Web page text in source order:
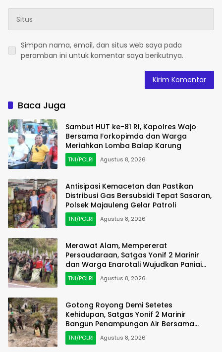
Simpan nama, email, dan situs web saya pada
peramban ini untuk komentar saya berikutnya.
Baca Juga
Sambut HUT ke-81 RI, Kapolres Wajo
Bersama Forkopimda dan Warga
Meriahkan Lomba Balap Karung
TNI/POLRI Agustus 8, 2026
Antisipasi Kemacetan dan Pastikan
Distribusi Gas Bersubsidi Tepat Sasaran,
Polsek Majauleng Gelar Patroli
TNI/POLRI Agustus 8, 2026
Merawat Alam, Mempererat
Persaudaraan, Satgas Yonif 2 Marinir
dan Warga Enarotali Wujudkan Paniai
Bersih, Indonesia Asri
TNI/POLRI Agustus 8, 2026
Gotong Royong Demi Setetes
Kehidupan, Satgas Yonif 2 Marinir
Bangun Penampungan Air Bersama
Masyarakat Pasir Putih
TNI/POLRI Agustus 8, 2026